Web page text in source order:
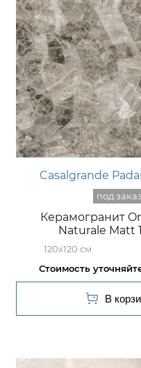
Casalgrande
Керамогранит
Naturale Matt
120x120